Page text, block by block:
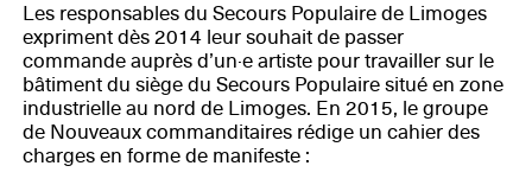
Les responsables du Secours Populaire de Limoges
expriment dès 2014 leur souhait de passer
commande auprès d’un·e artiste pour travailler sur le
bâtiment du siège du Secours Populaire situé en zone
industrielle au nord de Limoges. En 2015, le groupe
de Nouveaux commanditaires rédige un cahier des
charges en forme de manifeste :